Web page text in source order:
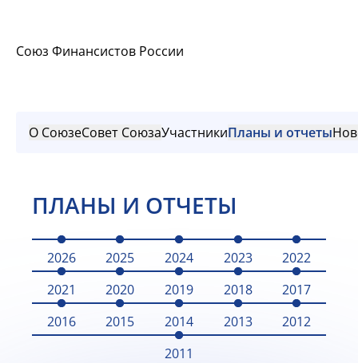
Союз Финансистов России
О СоюзеСовет СоюзаУчастникиПланы и отчеты
ПЛАНЫ И ОТЧЕТЫ
2026 2025 2024 2023
2022
2021
2020 2019 2018
2017
2016
2015 2014 2013
2012
2011